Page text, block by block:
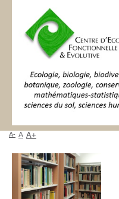
A- A A+